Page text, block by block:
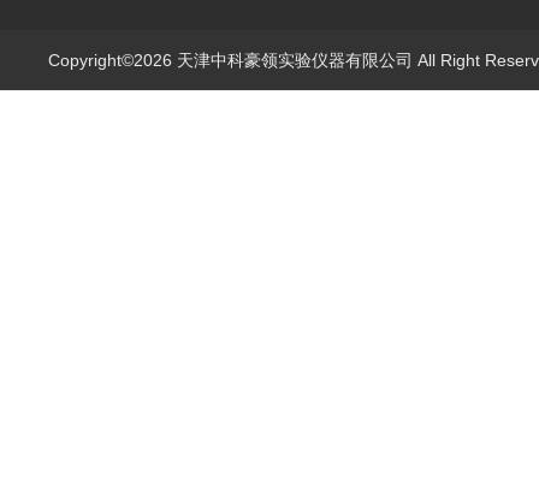
Copyright©2026 天津中科豪领实验仪器有限公司 All Right